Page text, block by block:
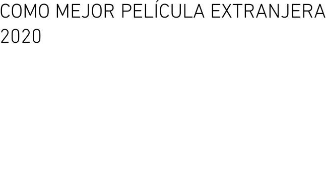
COMO MEJOR PELÍCULA EXTRANJERA
2020